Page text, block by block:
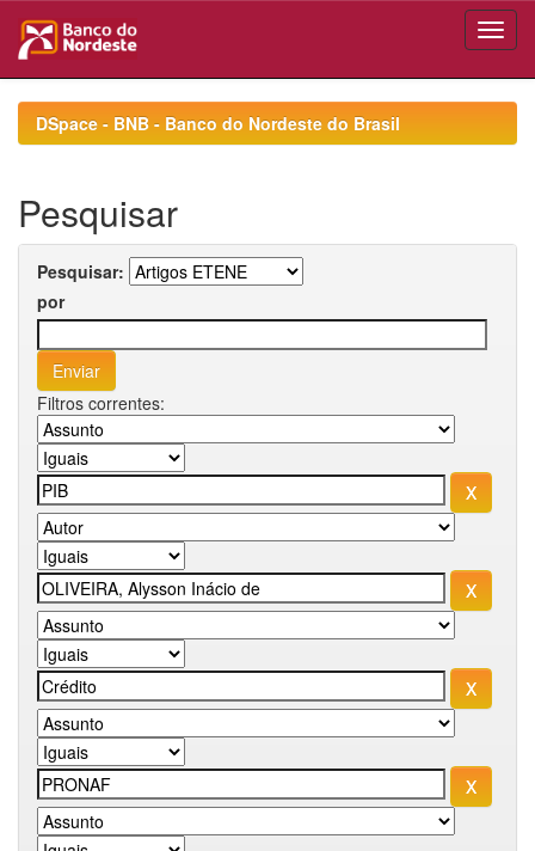
navigationDSpace - BNB - Banco do Nordeste do Brasil
Pesquisar
Pesquisar:
por
Filtros correntes: